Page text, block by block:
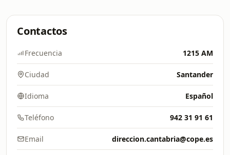
Contactos
Frecuencia 1215 AM
Ciudad Santander
Idioma Español
Teléfono 942 31 91 61
Email direccion.cantabria@cope.es